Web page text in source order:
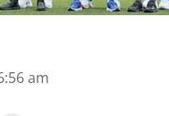
am